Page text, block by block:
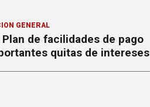
GENERAL
Plan de facilidades de pago
quitas de intereses